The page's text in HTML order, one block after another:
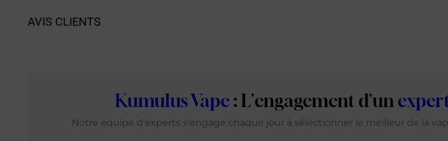
AVIS CLIENTS
Kumulus Vape : L'engagement d'un
Notre équipe d'experts s'engage chaque jour à sélectionner le meilleur de la